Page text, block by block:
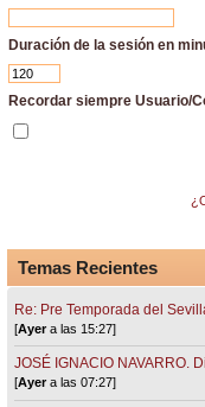
Duración de la sesión en
Recordar siempre Usuario/
Temas Recientes
Re: Pre Temporada del
[Ayera las 15:27]
JOSÉ IGNACIO NAVARRO.
[Ayera las 07:27]